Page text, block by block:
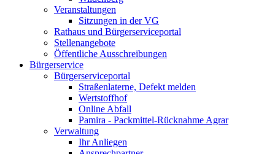
Veranstaltungen
Sitzungen in der VG
Rathaus und Bürgerserviceportal
Stellenangebote
Öffentliche Ausschreibungen
Bürgerservice
Bürgerserviceportal
Straßenlaterne, Defekt melden
Wertstoffhof
Online Abfall
Pamira - Packmittel-Rücknahme Agrar
Verwaltung
Ihr Anliegen